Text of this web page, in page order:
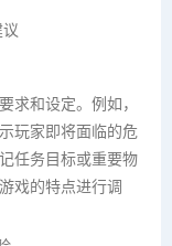
求和设定。例如，
玩家即将面临的危
任务目标或重要物
戏的特点进行调